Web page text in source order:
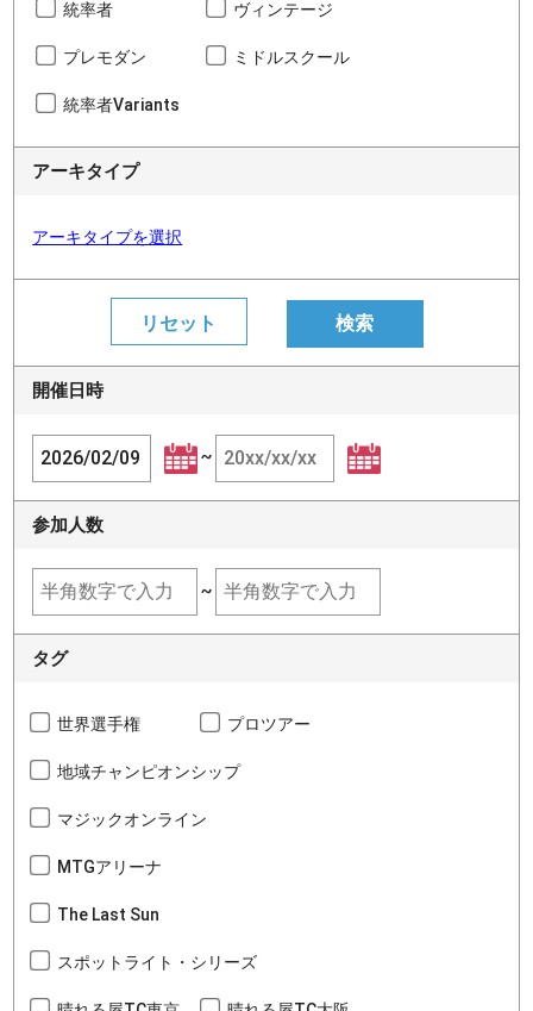
統率者 ヴィンテージ
プレモダン ミドルスクール
統率者Variants
アーキタイプ
アーキタイプを選択
開催日時
~
参加人数
~
タグ
世界選手権 プロツアー
地域チャンピオンシップ
マジックオンライン
MTGアリーナ
The Last Sun
スポットライト・シリーズ